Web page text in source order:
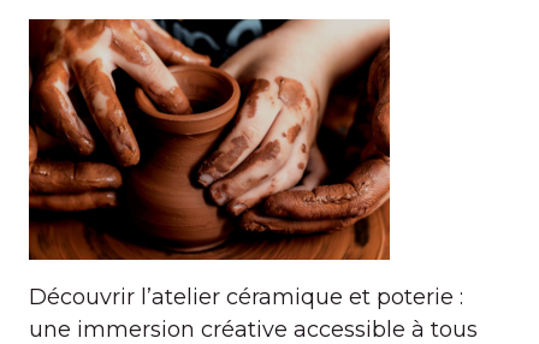
Découvrir l’atelier céramique et poterie :
une immersion créative accessible à tous